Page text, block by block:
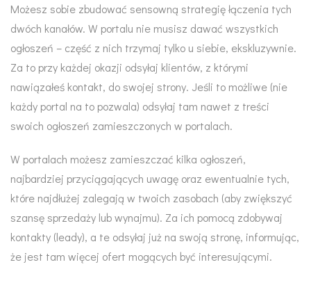
Możesz sobie zbudować sensowną strategię łączenia tych
dwóch kanałów. W portalu nie musisz dawać wszystkich
ogłoszeń – część z nich trzymaj tylko u siebie, ekskluzywnie.
Za to przy każdej okazji odsyłaj klientów, z którymi
nawiązałeś kontakt, do swojej strony. Jeśli to możliwe (nie
każdy portal na to pozwala) odsyłaj tam nawet z treści
swoich ogłoszeń zamieszczonych w portalach.
W portalach możesz zamieszczać kilka ogłoszeń,
najbardziej przyciągających uwagę oraz ewentualnie tych,
które najdłużej zalegają w twoich zasobach (aby zwiększyć
szansę sprzedaży lub wynajmu). Za ich pomocą zdobywaj
kontakty (leady), a te odsyłaj już na swoją stronę, informując,
że jest tam więcej ofert mogących być interesującymi.